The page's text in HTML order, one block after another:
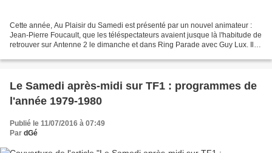
Cette année, Au Plaisir du Samedi est présenté par un nouvel animateur :
Jean-Pierre Foucault, que les téléspectateurs avaient jusque là l'habitude de
retrouver sur Antenne 2 le dimanche et dans Ring Parade avec Guy Lux. Il
Le Samedi après-midi sur TF1 : programmes de
l'année 1979-1980
Publié le 11/07/2016 à 07:49
Par dGé